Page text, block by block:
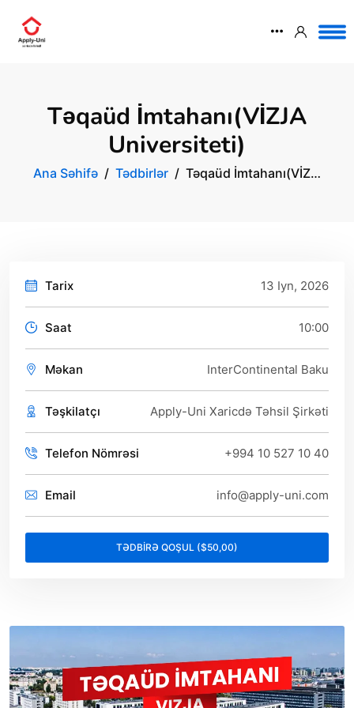
Təqaüd İmtahanı(VİZJA
Universiteti)
Ana Səhifə Tədbirlər Təqaüd İmtahanı(VİZ…
Tarix 13 Iyn, 2026
Saat 10:00
Məkan InterContinental Baku
Təşkilatçı Apply-Uni Xaricdə Təhsil Şirkəti
Telefon Nömrəsi +994 10 527 10 40
Email info@apply-uni.com
TƏDBİRƏ QOŞUL ($50,00)